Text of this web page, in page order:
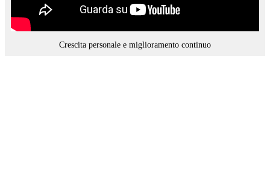
Crescita personale e miglioramento continuo